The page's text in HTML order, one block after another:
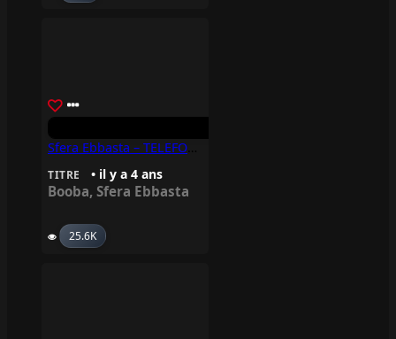
TITRE • il y a 4 ans
Booba, Sfera Ebbasta
25.6K